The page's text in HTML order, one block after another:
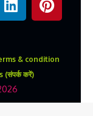
& condition
(संपर्क करें)